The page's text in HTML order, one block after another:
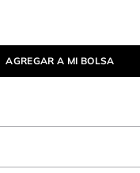
AGREGAR A MI BOLSA